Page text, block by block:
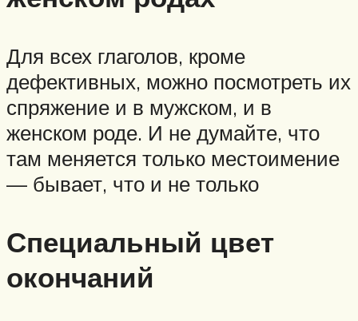
Для всех глаголов, кроме
дефективных, можно посмотреть их
спряжение и в мужском, и в
женском роде. И не думайте, что
там меняется только местоимение
— бывает, что и не только
Специальный цвет
окончаний